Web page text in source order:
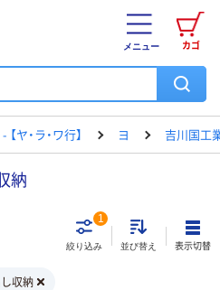
カゴ
メニュー
ヤ・ラ・ワ行】 ヨ 吉川国工
納
絞り込み
1
並び替え 表示切替
収納